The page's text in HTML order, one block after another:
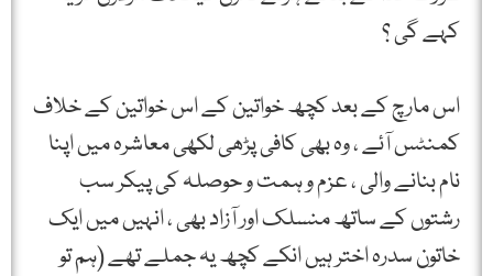
کہے گی ؟
اس مارچ کے بعد کچھ خواتین کے اس خواتین کے خلاف
کمنٹس آئے ، وہ بھی کافی پڑھی لکھی معاشرہ میں اپنا
نام بنانے والی ، عزم و ہمت و حوصلہ کی پیکر سب
رشتوں کے ساتھ منسلک اور آزاد بھی ، انہیں میں ایک
خاتون سدرہ اختر ہیں انکے کچھ یہ جملے تھے (ہم تو